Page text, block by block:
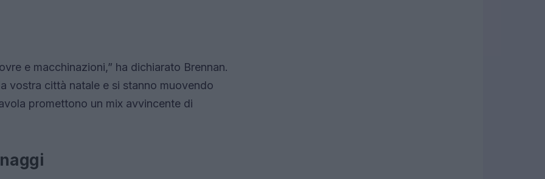
e macchinazioni,” ha dichiarato Brennan.
vostra città natale e si stanno muovendo
promettono un mix avvincente di